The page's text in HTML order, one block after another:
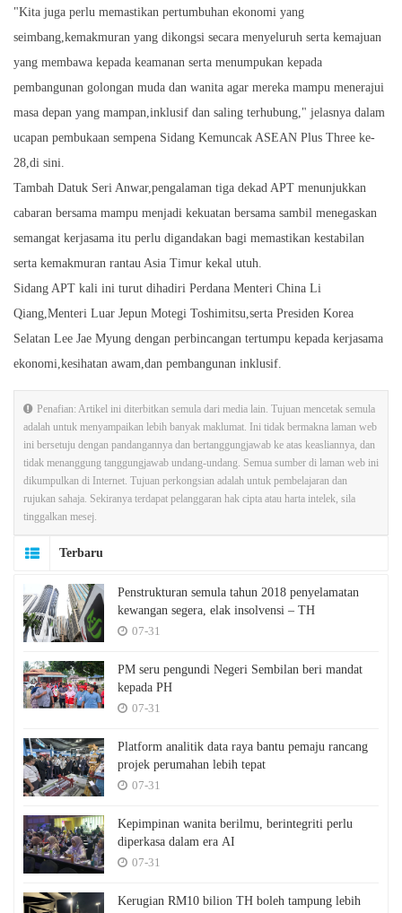
"Kita juga perlu memastikan pertumbuhan ekonomi yang
seimbang,kemakmuran yang dikongsi secara menyeluruh serta kemajuan
yang membawa kepada keamanan serta menumpukan kepada
pembangunan golongan muda dan wanita agar mereka mampu menerajui
masa depan yang mampan,inklusif dan saling terhubung," jelasnya dalam
ucapan pembukaan sempena Sidang Kemuncak ASEAN Plus Three ke-
28,di sini.
Tambah Datuk Seri Anwar,pengalaman tiga dekad APT menunjukkan
cabaran bersama mampu menjadi kekuatan bersama sambil menegaskan
semangat kerjasama itu perlu digandakan bagi memastikan kestabilan
serta kemakmuran rantau Asia Timur kekal utuh.
Sidang APT kali ini turut dihadiri Perdana Menteri China Li
Qiang,Menteri Luar Jepun Motegi Toshimitsu,serta Presiden Korea
Selatan Lee Jae Myung dengan perbincangan tertumpu kepada kerjasama
ekonomi,kesihatan awam,dan pembangunan inklusif.
Penafian: Artikel ini diterbitkan semula dari media lain. Tujuan mencetak semula
adalah untuk menyampaikan lebih banyak maklumat. Ini tidak bermakna laman web
ini bersetuju dengan pandangannya dan bertanggungjawab ke atas keasliannya, dan
tidak menanggung tanggungjawab undang-undang. Semua sumber di laman web ini
dikumpulkan di Internet. Tujuan perkongsian adalah untuk pembelajaran dan
rujukan sahaja. Sekiranya terdapat pelanggaran hak cipta atau harta intelek, sila
tinggalkan mesej.
Terbaru
Penstrukturan semula tahun 2018 penyelamatan
kewangan segera, elak insolvensi – TH
07-31
PM seru pengundi Negeri Sembilan beri mandat
kepada PH
07-31
Platform analitik data raya bantu pemaju rancang
projek perumahan lebih tepat
07-31
Kepimpinan wanita berilmu, berintegriti perlu
diperkasa dalam era AI
07-31
Kerugian RM10 bilion TH boleh tampung lebih